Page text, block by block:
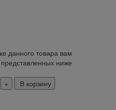
данного товара вам
ниже
В корзину